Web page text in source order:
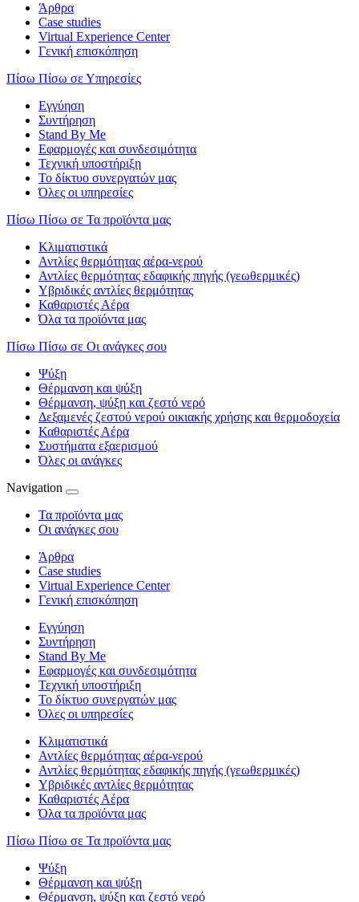
Άρθρα
Case studies
Virtual Experience Center
Γενική επισκόπηση
Πίσω Πίσω σε Υπηρεσίες
Εγγύηση
Συντήρηση
Stand By Me
Εφαρμογές και συνδεσιμότητα
Τεχνική υποστήριξη
Το δίκτυο συνεργατών μας
Όλες οι υπηρεσίες
Πίσω Πίσω σε Τα προϊόντα μας
Κλιματιστικά
Αντλίες θερμότητας αέρα-νερού
Αντλίες θερμότητας εδαφικής πηγής (γεωθερμικές)
Υβριδικές αντλίες θερμότητας
Καθαριστές Αέρα
Όλα τα προϊόντα μας
Πίσω Πίσω σε Οι ανάγκες σου
Ψύξη
Θέρμανση και ψύξη
Θέρμανση, ψύξη και ζεστό νερό
Δεξαμενές ζεστού νερού οικιακής χρήσης και θερμοδοχεία
Καθαριστές Αέρα
Συστήματα εξαερισμού
Όλες οι ανάγκες
Navigation
Τα προϊόντα μας
Οι ανάγκες σου
Άρθρα
Case studies
Virtual Experience Center
Γενική επισκόπηση
Εγγύηση
Συντήρηση
Stand By Me
Εφαρμογές και συνδεσιμότητα
Τεχνική υποστήριξη
Το δίκτυο συνεργατών μας
Όλες οι υπηρεσίες
Κλιματιστικά
Αντλίες θερμότητας αέρα-νερού
Αντλίες θερμότητας εδαφικής πηγής (γεωθερμικές)
Υβριδικές αντλίες θερμότητας
Καθαριστές Αέρα
Όλα τα προϊόντα μας
Πίσω Πίσω σε Τα προϊόντα μας
Ψύξη
Θέρμανση και ψύξη
Θέρμανση, ψύξη και ζεστό νερό